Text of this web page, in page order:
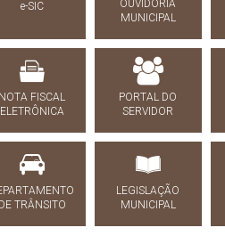
e-SIC
OUVIDORIA
MUNICIPAL
FISCAL
ELETRÔNICA
PORTAL DO
SERVIDOR
TRÂNSITO
LEGISLAÇÃO
MUNICIPAL